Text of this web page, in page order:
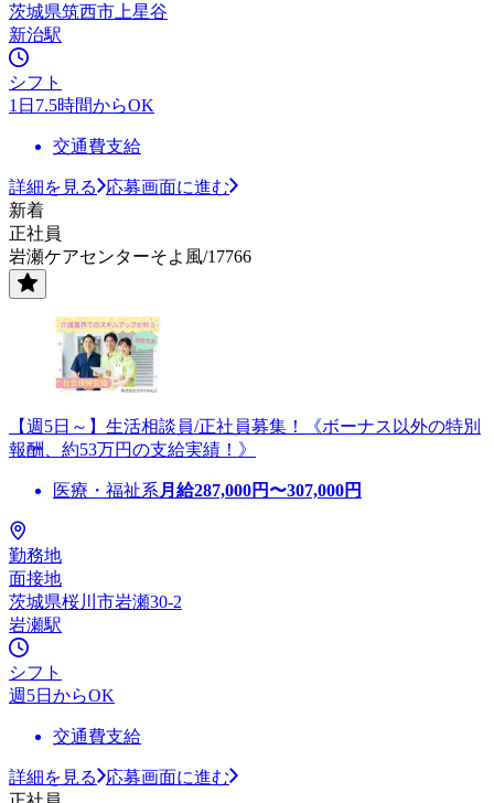
茨城県筑西市上星谷
新治駅
シフト
1日7.5時間からOK
交通費支給
詳細を見る
応募画面に進む
新着
正社員
岩瀬ケアセンターそよ風/17766
【週5日～】生活相談員/正社員募集！《ボーナス以外の特別
報酬、約53万円の支給実績！》
医療・福祉系 月給287,000円〜307,000円
勤務地
面接地
茨城県桜川市岩瀬30-2
岩瀬駅
シフト
週5日からOK
交通費支給
詳細を見る
応募画面に進む